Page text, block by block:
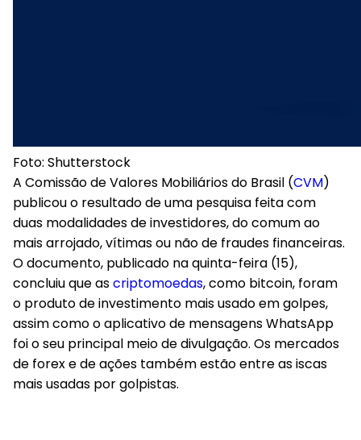
Foto: Shutterstock
A Comissão de Valores Mobiliários do Brasil (CVM)
publicou o resultado de uma pesquisa feita com
duas modalidades de investidores, do comum ao
mais arrojado, vítimas ou não de fraudes financeiras.
O documento, publicado na quinta-feira (15),
concluiu que ascriptomoedas, como bitcoin, foram
o produto de investimento mais usado em golpes,
assim como o aplicativo de mensagens WhatsApp
foi o seu principal meio de divulgação. Os mercados
de forex e de ações também estão entre as iscas
mais usadas por golpistas.